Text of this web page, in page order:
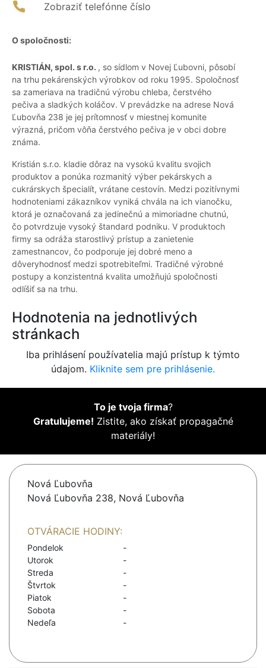
Zobraziť telefónne číslo
O spoločnosti:
KRISTIÁN, spol. s r.o. , so sídlom v Novej Ľubovni, pôsobí
na trhu pekárenských výrobkov od roku 1995. Spoločnosť
sa zameriava na tradičnú výrobu chleba, čerstvého
pečiva a sladkých koláčov. V prevádzke na adrese Nová
Ľubovňa 238 je jej prítomnosť v miestnej komunite
výrazná, pričom vôňa čerstvého pečiva je v obci dobre
známa.
Kristián s.r.o. kladie dôraz na vysokú kvalitu svojich
produktov a ponúka rozmanitý výber pekárskych a
cukrárskych špecialít, vrátane cestovín. Medzi pozitívnymi
hodnoteniami zákazníkov vyniká chvála na ich vianočku,
ktorá je označovaná za jedinečnú a mimoriadne chutnú,
čo potvrdzuje vysoký štandard podniku. V produktoch
firmy sa odráža starostlivý prístup a zanietenie
zamestnancov, čo podporuje jej dobré meno a
dôveryhodnosť medzi spotrebiteľmi. Tradičné výrobné
postupy a konzistentná kvalita umožňujú spoločnosti
odlíšiť sa na trhu.
Hodnotenia na jednotlivých
stránkach
Iba prihlásení používatelia majú prístup k týmto
údajom. Kliknite sem pre prihlásenie.
To je tvoja firma?
Gratulujeme! Zistite, ako získať propagačné
materiály!
Nová Ľubovňa
Nová Ľubovňa 238, Nová Ľubovňa
OTVÁRACIE HODINY:
Pondelok
-
Utorok
-
Streda
-
Štvrtok
-
Piatok
-
Sobota
-
Nedeľa
-